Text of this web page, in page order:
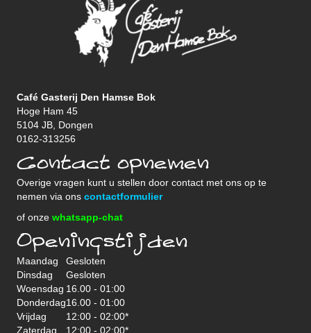
Café Gasterij Den Hamse Bok
Hoge Ham 45
5104 JB, Dongen
0162-313256
Contact opnemen
Overige vragen kunt u stellen door contact met ons op te
nemen via ons contactformulier
of onze whatsapp-chat
Openingstijden
Maandag
Gesloten
Dinsdag
Gesloten
Woensdag 16.00 - 01:00
Donderdag16.00 - 01:00
Vrijdag
12:00 - 02:00*
Zaterdag
12:00 - 02:00*